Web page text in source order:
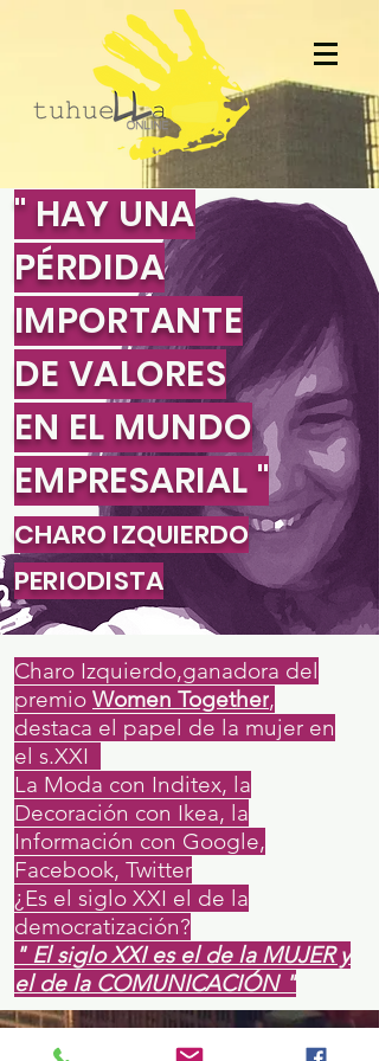
" HAY UNA
PÉRDIDA
IMPORTANTE
DE VALORES
EN EL MUNDO
EMPRESARIAL "
CHARO IZQUIERDO
PERIODISTA
Charo Izquierdo,ganadora del
premio Women Together,
destaca el papel de la mujer en
el s.XXI
La Moda con Inditex, la
Decoración con Ikea, la
Información con Google,
Facebook, Twitter
¿Es el siglo XXI el de la
democratización?
" El siglo XXI es el de la MUJER y
el de la COMUNICACIÓN "